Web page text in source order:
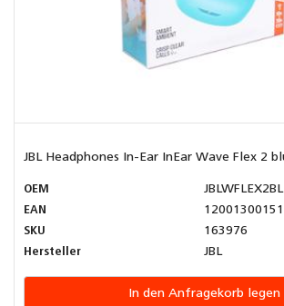
JBL Headphones In-Ear InEar Wave Flex 2
OEM
EAN
SKU
163976
Hersteller
JBL
In den Anfragekorb legen